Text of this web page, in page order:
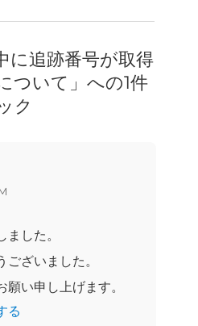
に追跡番号が取得
ついて」への1件
ク
した。
ざいました。
い申し上げます。
る